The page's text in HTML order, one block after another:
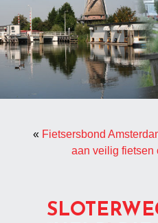
« Fietsersbond
aan veilig fietsen